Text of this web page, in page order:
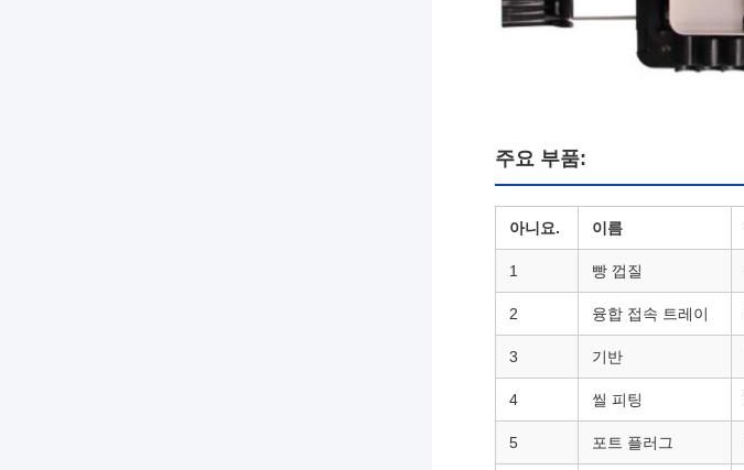
주요 부품:
아니요. 이름
1 빵 껍질
2 융합 접속 트레이
3 기반
4 씰 피팅
5 포트 플러그